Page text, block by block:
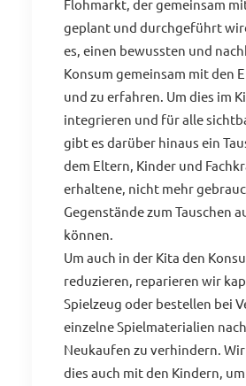
Flohmarkt, der gemeinsam
geplant und durchgeführt
es, einen bewussten und
Konsum gemeinsam mit den
und zu erfahren. Um dies im
integrieren und für alle
gibt es darüber hinaus ein
dem Eltern, Kinder und
erhaltene, nicht mehr
Gegenstände zum Tauschen
können.
Um auch in der Kita den
reduzieren, reparieren wir
Spielzeug oder bestellen bei
einzelne Spielmaterialien
Neukaufen zu verhindern.
dies auch mit den Kindern,